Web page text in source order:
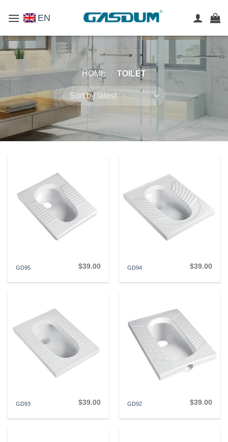
EN
HOME / TOILET
GD95 $39.00 GD94 $39.00
GD93 $39.00 GD92 $39.00